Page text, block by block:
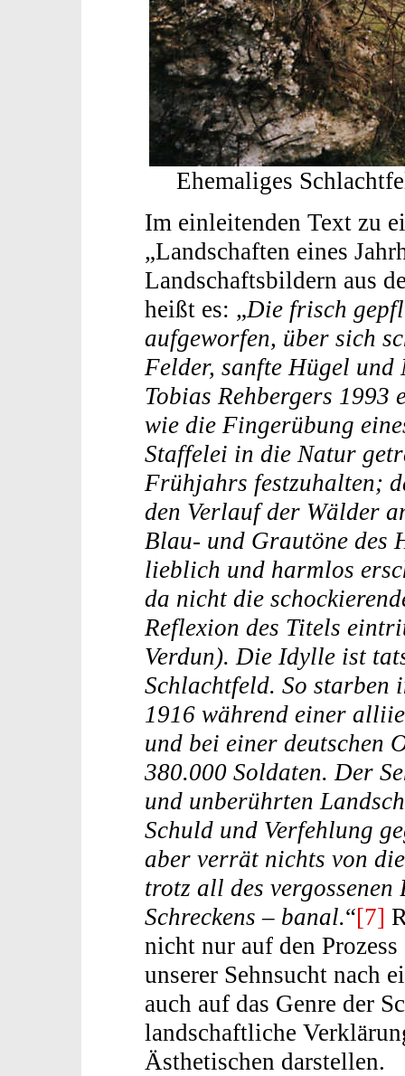
Ehemaliges
Im einleitenden Text zu
„Landschaften eines
Landschaftsbildern aus
heißt es: „Die frisch
aufgeworfen, über sich
Felder, sanfte Hügel
Tobias Rehbergers 1993
wie die Fingerübung
Staffelei in die Natur
Frühjahrs festzuhalten;
den Verlauf der Wälder
Blau- und Grautöne
lieblich und harmlos
da nicht die
Reflexion des Titels
Verdun). Die Idylle ist
Schlachtfeld. So starben
1916 während einer
und bei einer deutschen
380.000 Soldaten. Der
und unberührten
Schuld und Verfehlung
aber verrät nichts von
trotz all des
Schreckens – banal.“[7]
nicht nur auf den
unserer Sehnsucht nach
auch auf das Genre der
landschaftliche
Ästhetischen darstellen.